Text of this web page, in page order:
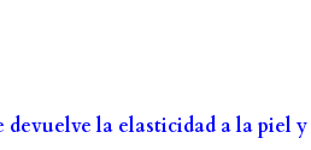
la elasticidad a la piel